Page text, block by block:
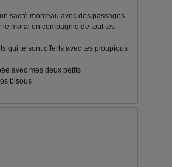
sacrè morceau avec des passages
moral en compagnie de tout tes
qui te sont offerts avec tes pioupious
avec mes deux petits
bisous